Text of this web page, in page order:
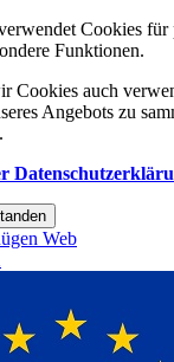
Cookies für
Funktionen.
Cookies auch
Angebots zu